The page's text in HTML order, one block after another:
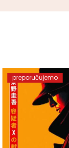
preporučujemo